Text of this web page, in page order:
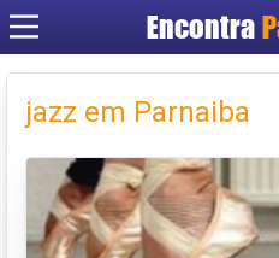
Encontra
jazz em Parnaiba